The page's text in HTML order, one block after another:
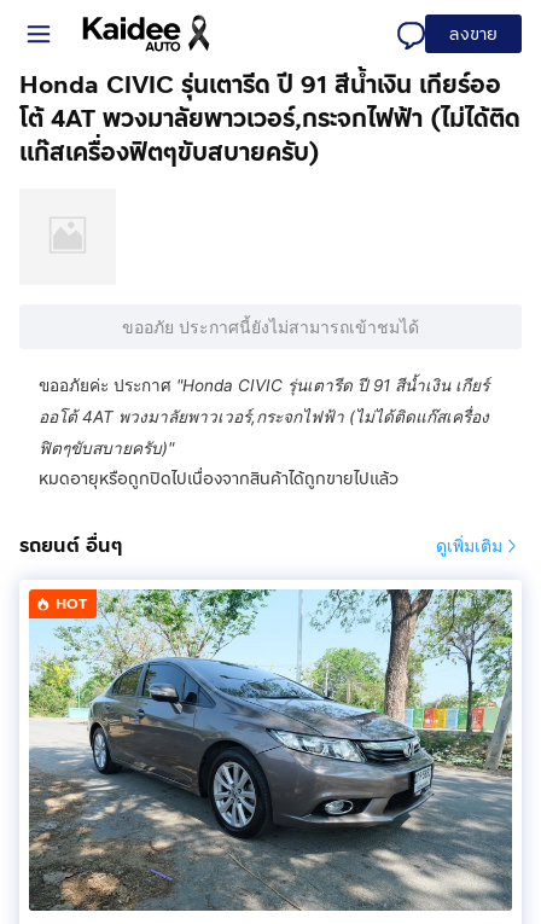
ลงขาย
Honda CIVIC รุ่นเตารีด ปี 91 สีน้ำเงิน เกียร์ออ
โต้ 4AT พวงมาลัยพาวเวอร์,กระจกไฟฟ้า (ไม่ได้ติด
แก๊สเครื่องฟิตๆขับสบายครับ)
ขออภัย ประกาศนี้ยังไม่สามารถเข้าชมได้
ขออภัยค่ะ ประกาศ "Honda CIVIC รุ่นเตารีด ปี 91 สีน้ำเงิน เกียร์
ออโต้ 4AT พวงมาลัยพาวเวอร์,กระจกไฟฟ้า (ไม่ได้ติดแก๊สเครื่อง
ฟิตๆขับสบายครับ)"
หมดอายุหรือถูกปิดไปเนื่องจากสินค้าได้ถูกขายไปแล้ว
รถยนต์ อื่นๆ ดูเพิ่มเติม
HOT